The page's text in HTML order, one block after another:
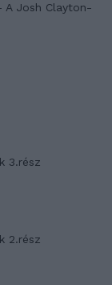
A Josh Clayton-
3.rész
2.rész